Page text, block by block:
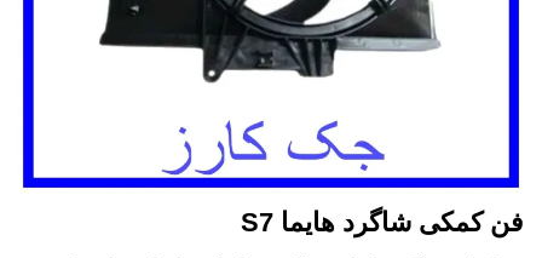
فن کمکی شاگرد هایما S7